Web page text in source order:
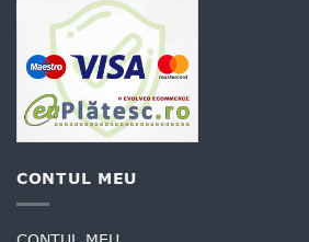
CONTUL MEU